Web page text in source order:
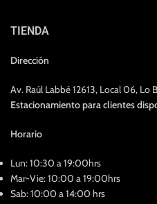
TIENDA
Dirección
Av. Raúl Labbé 12613, Local 06,
Estacionamiento para clientes
Horario
Lun: 10:30 a 19:00hrs
Mar-Vie: 10:00 a 19:00hrs
Sab: 10:00 a 14:00 hrs